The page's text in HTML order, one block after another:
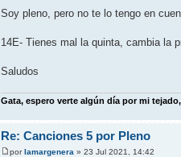
Soy pleno, pero no te lo tengo en
14E- Tienes mal la quinta, cambia la
Saludos
Gata, espero verte algún día por mi
Re: Canciones 5 por Pleno
porlamargenera » 23 Jul 2021, 14:42